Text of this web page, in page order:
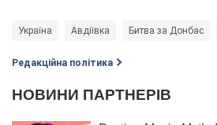
Україна Авдіївка Битва за Донбас
Редакційна політика